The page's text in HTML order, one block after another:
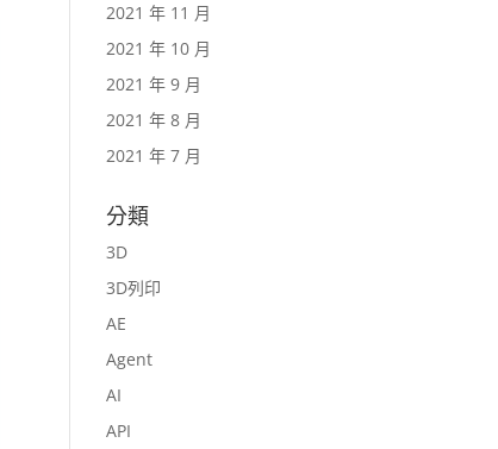
2021 年 11 月
2021 年 10 月
2021 年 9 月
2021 年 8 月
2021 年 7 月
分類
3D
3D列印
AE
Agent
AI
API